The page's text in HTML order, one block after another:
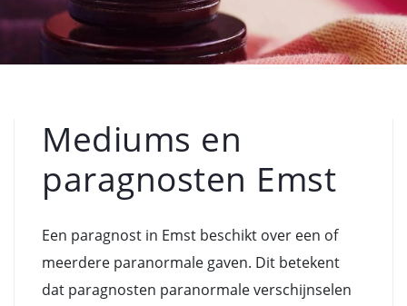
Mediums en
paragnosten Emst
Een paragnost in Emst beschikt over een of
meerdere paranormale gaven. Dit betekent
dat paragnosten paranormale verschijnselen